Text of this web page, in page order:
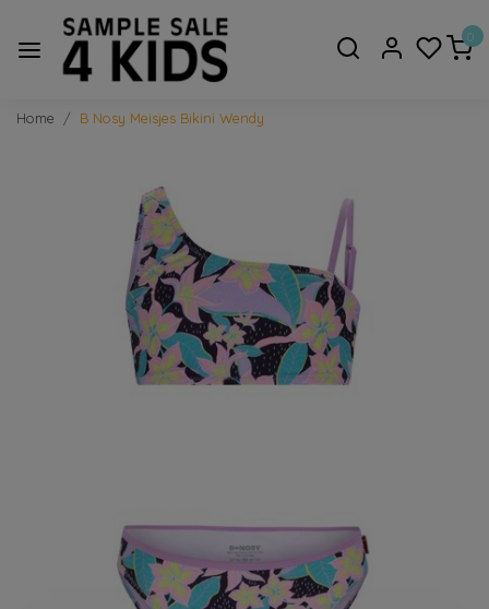
0
Home B Nosy Meisjes Bikini Wendy